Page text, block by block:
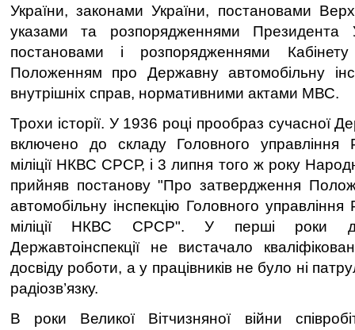
України, законами України, постановами
указами та розпорядженнями Президента
постановами і розпорядженнями Кабінету
Положенням про Державну автомобільну
внутрішніх справ, нормативними актами МВС.
Трохи історії. У 1936 році прообраз сучасної
включено до складу Головного управління
міліції НКВС СРСР, і 3 липня того ж року
прийняв постанову "Про затвердження
автомобільну інспекцію Головного управління
міліції НКВС СРСР". У перші роки
Державтоінспекції не вистачало
досвіду роботи, а у працівників не було ні
радіозв’язку.
В роки Великої Вітчизняної війни